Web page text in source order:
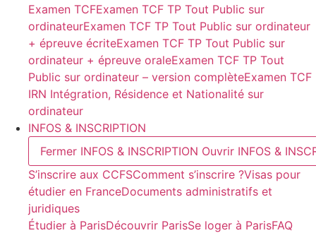
Examen TCFExamen TCF TP Tout Public sur
ordinateurExamen TCF TP Tout Public sur ordinateur
+ épreuve écriteExamen TCF TP Tout Public sur
ordinateur + épreuve oraleExamen TCF TP Tout
Public sur ordinateur – version complèteExamen TCF
IRN Intégration, Résidence et Nationalité sur
ordinateur
INFOS & INSCRIPTION
Fermer INFOS & INSCRIPTION Ouvrir INFOS &
S’inscrire aux CCFSComment s’inscrire ?Visas pour
étudier en FranceDocuments administratifs et
juridiques
Étudier à ParisDécouvrir ParisSe loger à ParisFAQ